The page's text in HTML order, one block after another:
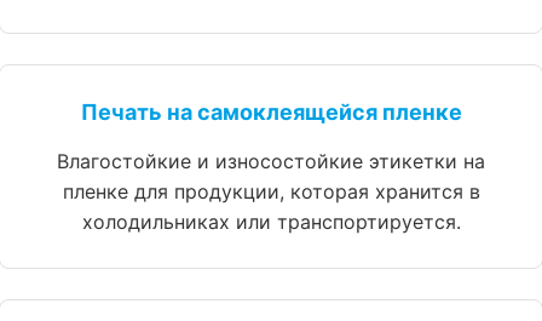
Печать на самоклеящейся пленке
Влагостойкие и износостойкие этикетки на
пленке для продукции, которая хранится в
холодильниках или транспортируется.